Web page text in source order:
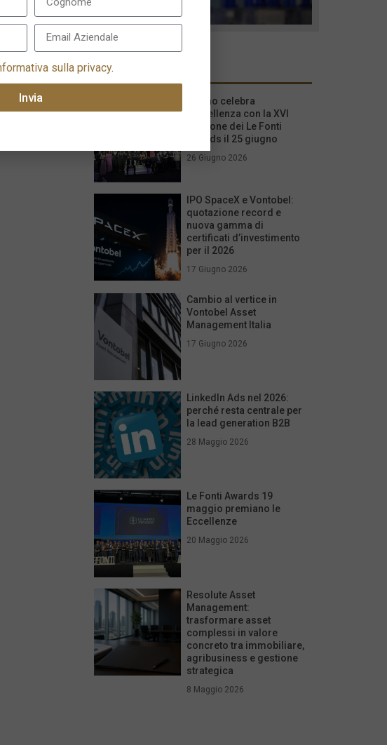
I più recenti
Milano celebra
l’eccellenza con la XVI
edizione dei Le Fonti
Awards il 25 giugno
26 Giugno 2026
IPO SpaceX e Vontobel:
quotazione record e
nuova gamma di
certificati d’investimento
per il 2026
17 Giugno 2026
Cambio al vertice in
Vontobel Asset
Management Italia
17 Giugno 2026
LinkedIn Ads nel 2026:
perché resta centrale per
la lead generation B2B
28 Maggio 2026
Le Fonti Awards 19
maggio premiano le
Eccellenze
20 Maggio 2026
Resolute Asset
Management:
trasformare asset
complessi in valore
concreto tra immobiliare,
agribusiness e gestione
strategica
8 Maggio 2026
sulla privacy.
Invia